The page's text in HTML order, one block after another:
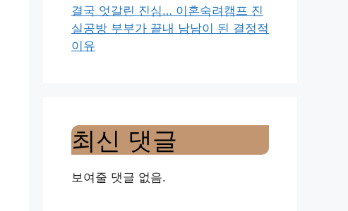
결국 엇갈린 진심… 이혼숙려캠프 진
실공방 부부가 끝내 남남이 된 결정적
이유
최신 댓글
보여줄 댓글 없음.